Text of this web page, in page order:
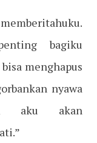
bagiku
menghapus
nyawa
aku akan